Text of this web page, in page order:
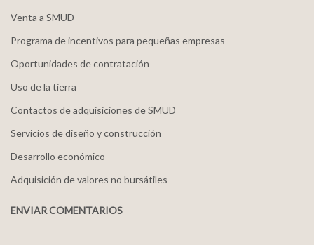
Venta a SMUD
Programa de incentivos para pequeñas empresas
Oportunidades de contratación
Uso de la tierra
Contactos de adquisiciones de SMUD
Servicios de diseño y construcción
Desarrollo económico
Adquisición de valores no bursátiles
ENVIAR COMENTARIOS